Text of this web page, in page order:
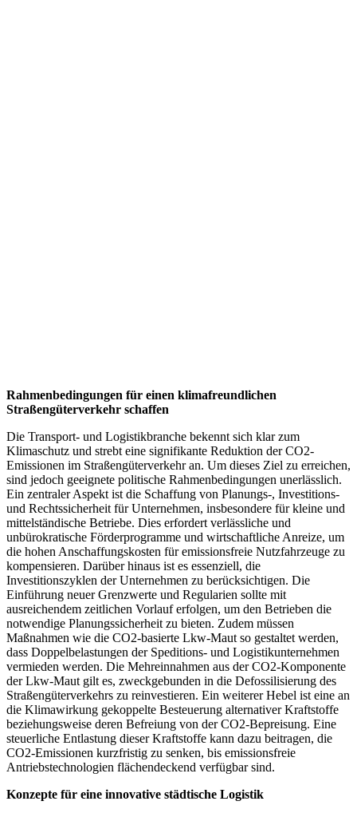
Rahmenbedingungen für einen klimafreundlichen
Straßengüterverkehr schaffen
Die Transport- und Logistikbranche bekennt sich klar zum
Klimaschutz und strebt eine signifikante Reduktion der CO2-
Emissionen im Straßengüterverkehr an. Um dieses Ziel zu erreichen,
sind jedoch geeignete politische Rahmenbedingungen unerlässlich.
Ein zentraler Aspekt ist die Schaffung von Planungs-, Investitions-
und Rechtssicherheit für Unternehmen, insbesondere für kleine und
mittelständische Betriebe. Dies erfordert verlässliche und
unbürokratische Förderprogramme und wirtschaftliche Anreize, um
die hohen Anschaffungskosten für emissionsfreie Nutzfahrzeuge zu
kompensieren. Darüber hinaus ist es essenziell, die
Investitionszyklen der Unternehmen zu berücksichtigen. Die
Einführung neuer Grenzwerte und Regularien sollte mit
ausreichendem zeitlichen Vorlauf erfolgen, um den Betrieben die
notwendige Planungssicherheit zu bieten. Zudem müssen
Maßnahmen wie die CO2-basierte Lkw-Maut so gestaltet werden,
dass Doppelbelastungen der Speditions- und Logistikunternehmen
vermieden werden. Die Mehreinnahmen aus der CO2-Komponente
der Lkw-Maut gilt es, zweckgebunden in die Defossilisierung des
Straßengüterverkehrs zu reinvestieren. Ein weiterer Hebel ist eine an
die Klimawirkung gekoppelte Besteuerung alternativer Kraftstoffe
beziehungsweise deren Befreiung von der CO2-Bepreisung. Eine
steuerliche Entlastung dieser Kraftstoffe kann dazu beitragen, die
CO2-Emissionen kurzfristig zu senken, bis emissionsfreie
Antriebstechnologien flächendeckend verfügbar sind.
Konzepte für eine innovative städtische Logistik